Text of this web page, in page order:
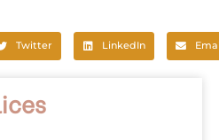
Twitter LinkedIn